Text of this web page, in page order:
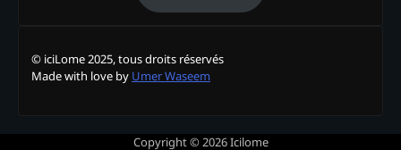
© iciLome 2025, tous droits réservés
Made with love by Umer Waseem
Copyright © 2026Icilome